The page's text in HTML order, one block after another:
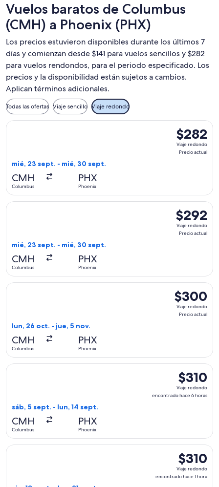
Vuelos baratos de Columbus
(CMH) a Phoenix (PHX)
Los precios estuvieron disponibles durante los últimos 7
días y comienzan desde $141 para vuelos sencillos y $282
para vuelos rendondos, para el periodo especificado. Los
precios y la disponibilidad están sujetos a cambios.
Aplican términos adicionales.
Todas las ofertas Viaje sencillo Viaje redondo
$282
Viaje
redondo,
$282
Viaje redondo
Precio actual
mié, 23 sept. - mié, 30 sept.
CMH
Columbus
PHX
Phoenix
Seleccionar vuelo de Frontier Airlines, con salida el mié,
$292
Viaje
redondo,
$292
Viaje redondo
Precio actual
mié, 23 sept. - mié, 30 sept.
CMH
Columbus
PHX
Phoenix
Seleccionar vuelo de Frontier Airlines, con salida el mié,
$300
Viaje
redondo,
$300
Viaje redondo
Precio actual
lun, 26 oct. - jue, 5 nov.
CMH
Columbus
PHX
Phoenix
Seleccionar vuelo de Frontier Airlines, con salida el lun, 26
$310
Viaje
redondo,
$310
Viaje redondo
encontrado hace 6 horas
sáb, 5 sept. - lun, 14 sept.
CMH
Columbus
PHX
Phoenix
Seleccionar vuelo de American Airlines, con salida el sáb,
$310
Viaje
redondo,
$310
Viaje redondo
encontrado hace 1 hora
Seleccionar vuelo de Frontier Airlines, con salida el vie, 18